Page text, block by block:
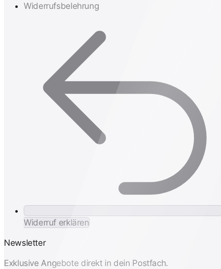
Widerrufsbelehrung
Widerruf erklären
Newsletter
Exklusive Angebote direkt in dein Postfach.